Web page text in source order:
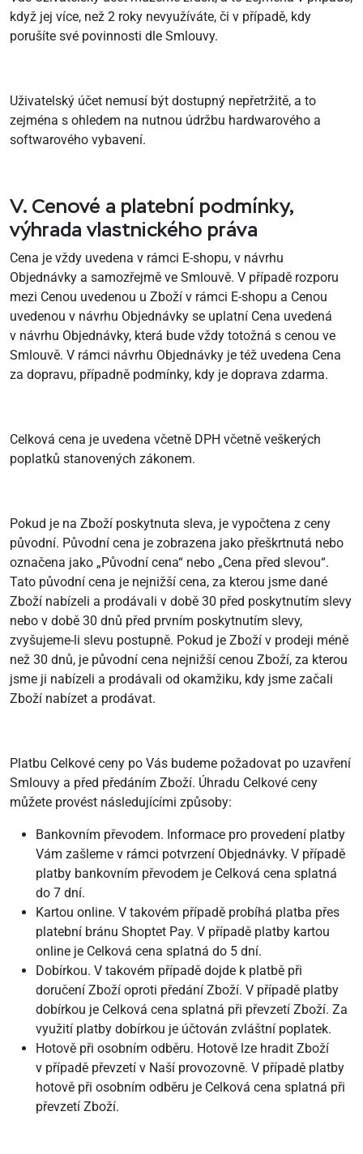
když jej více, než 2 roky nevyužíváte, či v případě, kdy
porušíte své povinnosti dle Smlouvy.
Uživatelský účet nemusí být dostupný nepřetržitě, a to
zejména s ohledem na nutnou údržbu hardwarového a
softwarového vybavení.
V. Cenové a platební podmínky,
výhrada vlastnického práva
Cena je vždy uvedena v rámci E-shopu, v návrhu
Objednávky a samozřejmě ve Smlouvě. V případě rozporu
mezi Cenou uvedenou u Zboží v rámci E-shopu a Cenou
uvedenou v návrhu Objednávky se uplatní Cena uvedená
v návrhu Objednávky, která bude vždy totožná s cenou ve
Smlouvě. V rámci návrhu Objednávky je též uvedena Cena
za dopravu, případně podmínky, kdy je doprava zdarma.
Celková cena je uvedena včetně DPH včetně veškerých
poplatků stanovených zákonem.
Pokud je na Zboží poskytnuta sleva, je vypočtena z ceny
původní. Původní cena je zobrazena jako přeškrtnutá nebo
označena jako „Původní cena“ nebo „Cena před slevou“.
Tato původní cena je nejnižší cena, za kterou jsme dané
Zboží nabízeli a prodávali v době 30 před poskytnutím slevy
nebo v době 30 dnů před prvním poskytnutím slevy,
zvyšujeme-li slevu postupně. Pokud je Zboží v prodeji méně
než 30 dnů, je původní cena nejnižší cenou Zboží, za kterou
jsme ji nabízeli a prodávali od okamžiku, kdy jsme začali
Zboží nabízet a prodávat.
Platbu Celkové ceny po Vás budeme požadovat po uzavření
Smlouvy a před předáním Zboží. Úhradu Celkové ceny
můžete provést následujícími způsoby:
Bankovním převodem. Informace pro provedení platby
Vám zašleme v rámci potvrzení Objednávky. V případě
platby bankovním převodem je Celková cena splatná
do 7 dní.
Kartou online. V takovém případě probíhá platba přes
platební bránu Shoptet Pay. V případě platby kartou
online je Celková cena splatná do 5 dní.
Dobírkou. V takovém případě dojde k platbě při
doručení Zboží oproti předání Zboží. V případě platby
dobírkou je Celková cena splatná při převzetí Zboží. Za
využití platby dobírkou je účtován zvláštní poplatek.
Hotově při osobním odběru. Hotově lze hradit Zboží
v případě převzetí v Naší provozovně. V případě platby
hotově při osobním odběru je Celková cena splatná při
převzetí Zboží.